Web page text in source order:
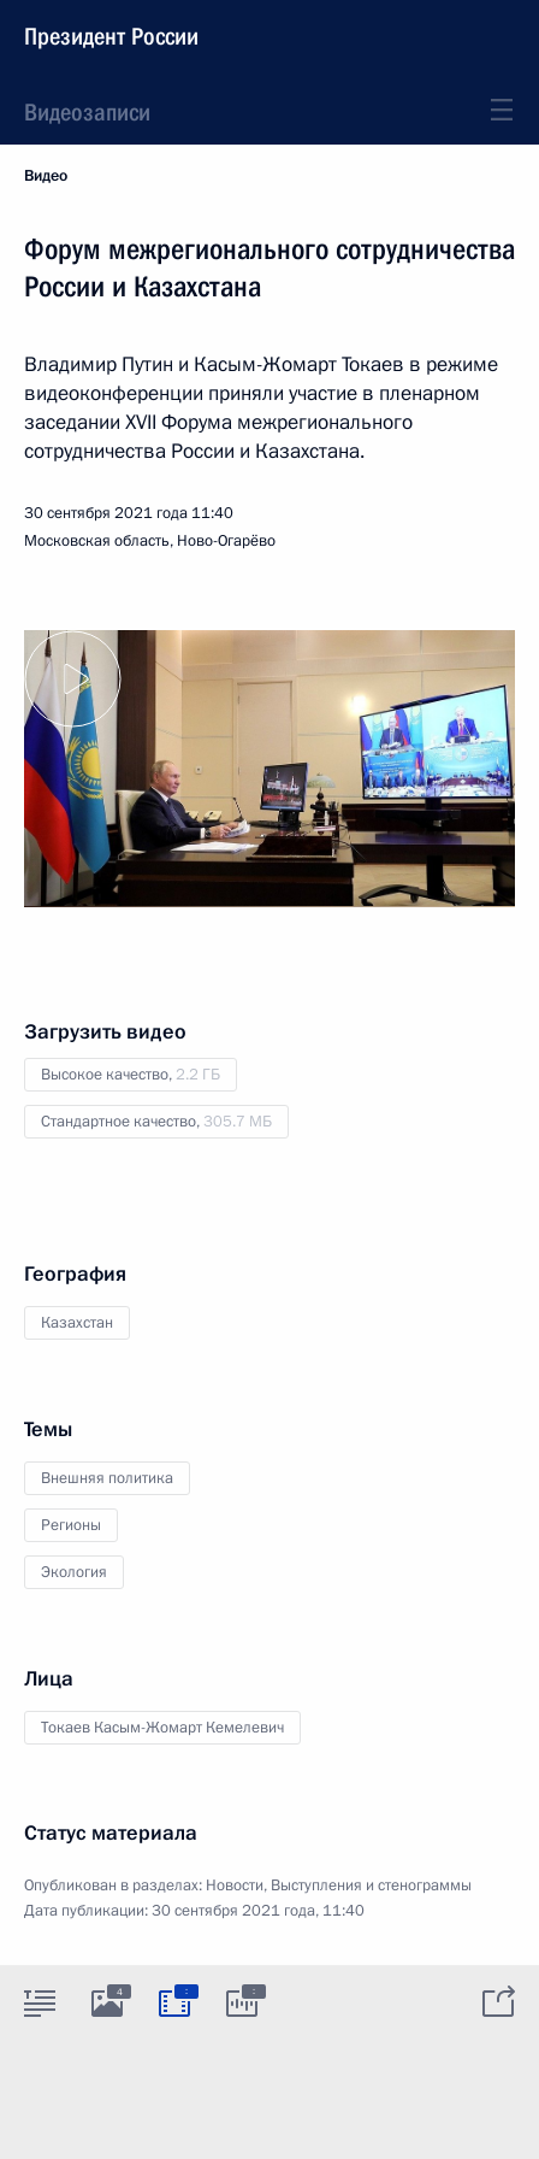
Президент России
Видеозаписи
Видео
Форум межрегионального сотрудничества
России и Казахстана
Владимир Путин и Касым-Жомарт Токаев в режиме
видеоконференции приняли участие в пленарном
заседании XVII Форума межрегионального
сотрудничества России и Казахстана.
30 сентября 2021 года 11:40
Московская область, Ново-Огарёво
Загрузить видео
Высокое качество, 2.2 ГБ
Стандартное качество, 305.7 МБ
География
Казахстан
Темы
Внешняя политика
Регионы
Экология
Лица
Токаев Касым-Жомарт Кемелевич
Статус материала
Опубликован в разделах: Новости, Выступления и стенограммы
Дата публикации:30 сентября 2021 года, 11:40
4 : :